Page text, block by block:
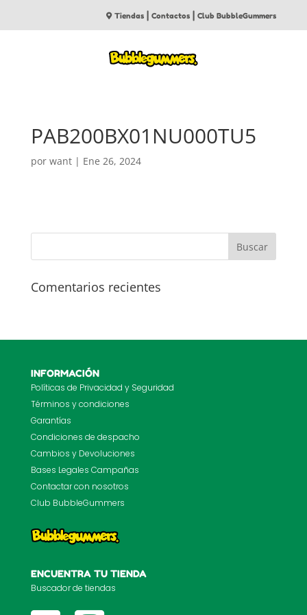
Tiendas |Contactos |Club BubbleGummers
PAB200BX01NU000TU5
por want| Ene 26, 2024
Comentarios recientes
INFORMACIÓN
Políticas de Privacidad y Seguridad
Términos y condiciones
Garantías
Condiciones de despacho
Cambios y Devoluciones
Bases Legales Campañas
Contactar con nosotros
Club BubbleGummers
ENCUENTRA TU TIENDA
Buscador de tiendas